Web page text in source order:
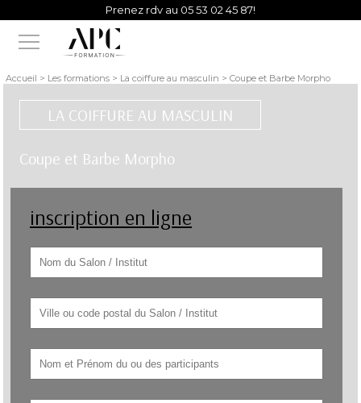
Prenez rdv au 05 53 02 45 87!
Vous avez besoin d'un conseil d'un de nos experts?
Accueil > Les formations > La coiffure au masculin > Coupe et Barbe Morpho
LA COIFFURE AU MASCULIN
Coupe et Barbe Morpho
inscription en ligne